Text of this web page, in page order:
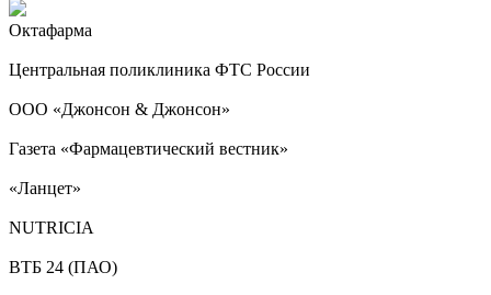
Октафарма
Центральная поликлиника ФТС России
ООО «Джонсон & Джонсон»
Газета «Фармацевтический вестник»
«Ланцет»
NUTRICIA
ВТБ 24 (ПАО)